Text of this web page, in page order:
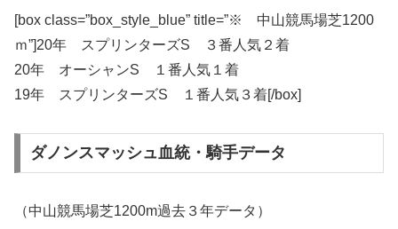
[box class=”box_style_blue” title=”※ 中山競馬場芝1200
ｍ”]20年 スプリンターズS ３番人気２着
20年 オーシャンS １番人気１着
19年 スプリンターズS １番人気３着[/box]
ダノンスマッシュ血統・騎手データ
（中山競馬場芝1200m過去３年データ）